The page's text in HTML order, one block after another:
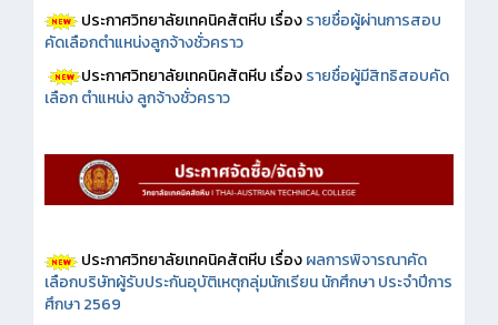
ประกาศวิทยาลัยเทคนิคสัตหีบ เรื่องรายชื่อผู้ผ่านการสอบ
คัดเลือกตำแหน่งลูกจ้างชั่วคราว
ประกาศวิทยาลัยเทคนิคสัตหีบ เรื่องรายชื่อผู้มีสิทธิสอบคัด
เลือก ตำแหน่ง ลูกจ้างชั่วคราว
ประกาศวิทยาลัยเทคนิคสัตหีบ เรื่องผลการพิจารณาคัด
เลือกบริษัทผู้รับประกันอุบัติเหตุกลุ่มนักเรียน นักศึกษา ประจำปีการ
ศึกษา 2569